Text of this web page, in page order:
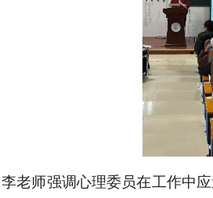
老师强调心理委员在工作中